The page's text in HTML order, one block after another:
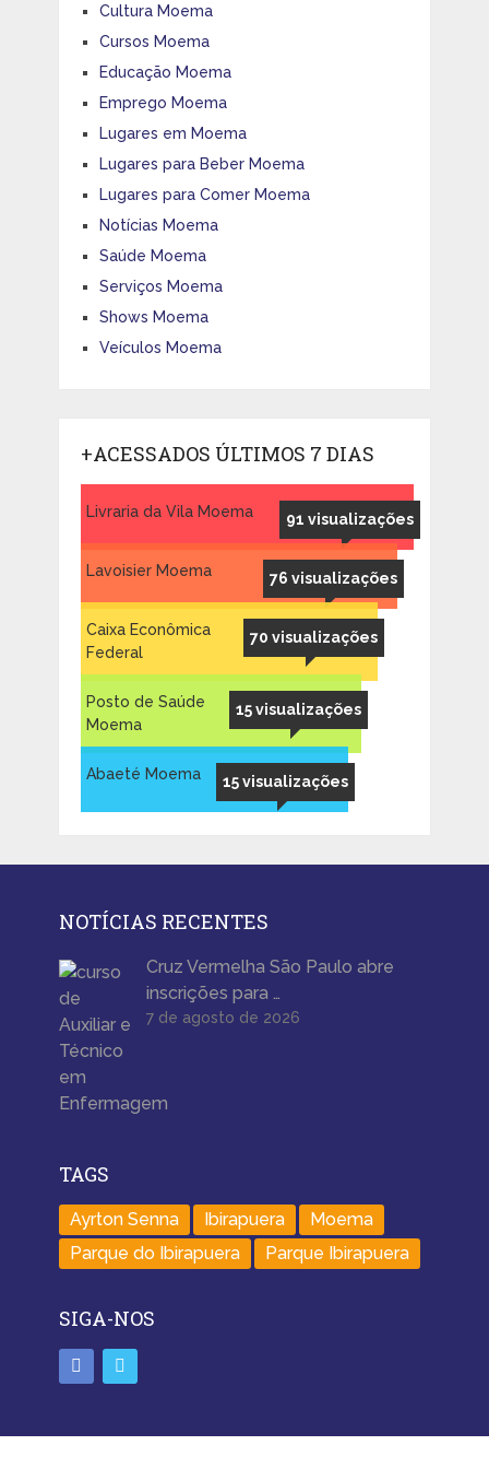
Cultura Moema
Cursos Moema
Educação Moema
Emprego Moema
Lugares em Moema
Lugares para Beber Moema
Lugares para Comer Moema
Notícias Moema
Saúde Moema
Serviços Moema
Shows Moema
Veículos Moema
+ACESSADOS ÚLTIMOS 7 DIAS
91 visualizações
Livraria da Vila Moema
76 visualizações
Lavoisier Moema
70 visualizações
Caixa Econômica
Federal
15 visualizações
Posto de Saúde
Moema
15 visualizações
Abaeté Moema
NOTÍCIAS RECENTES
Cruz Vermelha São Paulo abre
inscrições para …
7 de agosto de 2026
TAGS
Ayrton Senna Ibirapuera
Moema
Parque do Ibirapuera
Parque Ibirapuera
SIGA-NOS